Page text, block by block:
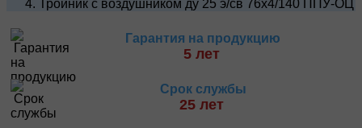
Тройник с воздушником ду 25 э/св 76х4/140 ППУ-ОЦ
Гарантия на продукцию
5 лет
Срок службы
25 лет